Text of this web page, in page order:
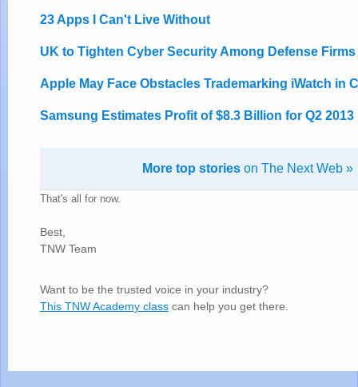
23 Apps I Can't Live Without
UK to Tighten Cyber Security Among Defense Firms
Apple May Face Obstacles Trademarking iWatch in
Samsung Estimates Profit of $8.3 Billion for Q2 2013
More top stories on The Next Web »
That's all for now.
Best,
TNW Team
Want to be the trusted voice in your industry?
This TNW Academy class can help you get there.